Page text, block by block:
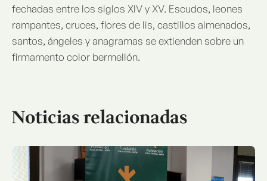
fechadas entre los siglos XIV y XV. Escudos, leones
rampantes, cruces, flores de lis, castillos almenados,
santos, ángeles y anagramas se extienden sobre un
firmamento color bermellón.
Noticias relacionadas